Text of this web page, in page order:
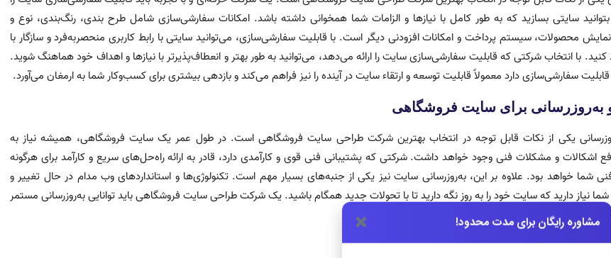
مشاوره رایگان برای مدت محدود! ✖️
بتوانید سایتی بسازید که به طور کامل با نیازها و الزامات شما همخوانی داشته باشد. امکانات سفارشی‌سازی شامل طرح بندی، رنگ‌بندی، نوع و
محصولات، سیستم پرداخت و امکانات افزودنی دیگر است. با قابلیت سفارشی‌سازی، می‌توانید سایتی با رابط کاربری منحصربه‌فرد و سازگار با
با انتخاب شرکتی که قابلیت سفارشی‌سازی سایت را ارائه می‌دهد، می‌توانید به طور بهتر و انعطاف‌پذیرتر با نیازها و اهداف خود هماهنگ شوید.
سفارشی‌سازی دارد معمولاً قابلیت توسعه و ارتقاء سایت در آینده را نیز فراهم می‌کند و بازدهی بیشتری برای کسب‌وکار شما به ارمغان می‌آورد.
به‌روزرسانی برای سایت فروشگاهی
یکی از نکات قابل توجه در انتخاب بهترین شرکت طراحی سایت فروشگاهی است. در طول عمر یک سایت فروشگاهی، همیشه نیاز به
اشکالات و مشکلات فنی وجود خواهد داشت. شرکتی که پشتیبانی فنی قوی و کارآمدی دارد، قادر به ارائه راه‌حل‌های سریع و کارآمد برای هرگونه
شما خواهد بود. علاوه بر این، به‌روزرسانی سایت نیز یکی از جنبه‌های بسیار مهم است. تکنولوژی‌ها و استانداردهای وب مدام در حال تغییر و
نیاز دارید که سایت خود را به روز نگه دارید تا با تحولات جدید همگام باشید. یک شرکت طراحی سایت فروشگاهی باید توانایی به‌روزرسانی مستمر
و از جدیدترین تکنولوژی‌ها و روش‌ها استفاده کند.
فروشگاهی